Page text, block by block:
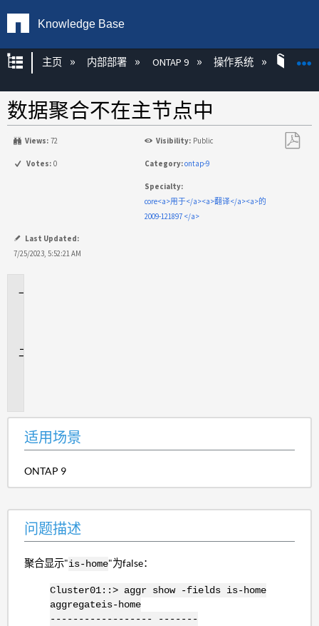
Knowledge Base
扩展/隐缩全局层次
主页 内部部署 ONTAP 9 操作系统
数据聚合不在主节点中
Views: 72 Visibility: Public
Votes: 0 Category:ontap-9
Specialty:
core<a>用于</a><a>翻译</a><a>的
2009-121897 </a>
Last Updated:
7/25/2023, 5:52:21 AM
适用场景
ONTAP 9
问题描述
聚合显示"is-home"为false：
Cluster01::> aggr show -fields is-home
aggregateis-home
------------------ -------